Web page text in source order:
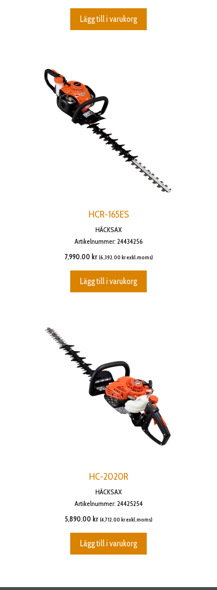
Lägg till i varukorg
HCR-165ES
HÄCKSAX
Artikelnummer: 24434256
7,990.00 kr (6,392.00 krexkl.moms)
Lägg till i varukorg
HC-2020R
HÄCKSAX
Artikelnummer: 24425254
5,890.00 kr (4,712.00 krexkl.moms)
Lägg till i varukorg